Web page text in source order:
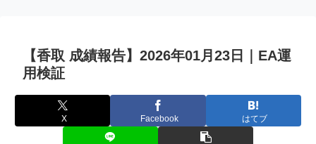
【香取 成績報告】2026年01月23日｜EA運
用検証
X Facebook はてブ